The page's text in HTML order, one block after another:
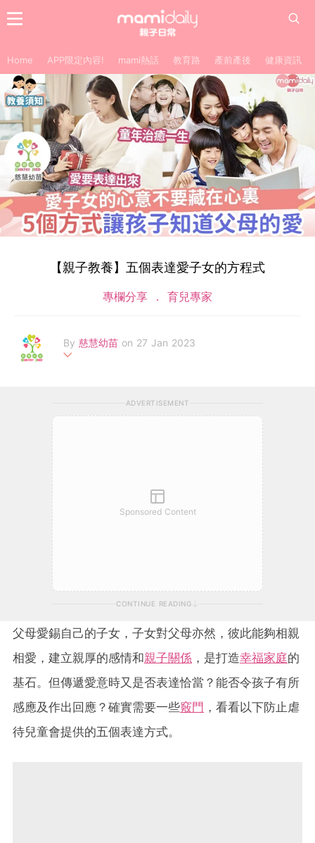
Home APP限定內容! mami熱話 教育路 產前產後 健康資訊
【親子教養】五個表達愛子女的方程式
專欄分享 育兒專家
By 慈慧幼苗 on 27 Jan 2023
課程等服務，教育公眾正確的育兒知識。截至 2020年，受惠的兒
童、家長、及專業同工等超過37, 000人，受惠團體及機構超過40
ADVERTISEMENT
Sponsored Content
CONTINUE READING
父母愛錫自己的子女，子女對父母亦然，彼此能夠相親
相愛，建立親厚的感情和親子關係 ，是打造幸福家庭的
基石。但傳遞愛意時又是否表達恰當？能否令孩子有所
感應及作出回應？確實需要一些竅門 ，看看以下防止虐
待兒童會提供的五個表達方式。